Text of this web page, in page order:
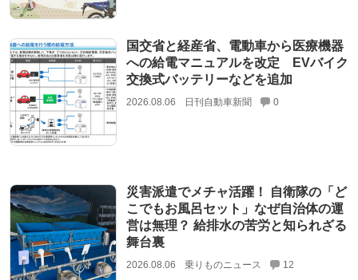
国交省と経産省、電動車から医療機器
への給電マニュアルを改定 EVバイク
交換式バッテリーなどを追加
2026.08.06 日刊自動車新聞 0
災害派遣でメチャ活躍！ 自衛隊の「ど
こでもお風呂セット」なぜ自治体の運
営は無理？ 給排水の苦労と知られざる
舞台裏
2026.08.06 乗りものニュース 12